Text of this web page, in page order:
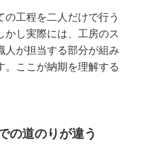
工程を二人だけで行う
かし実際には、工房のス
人が担当する部分が組み
。ここが納期を理解する
の道のりが違う